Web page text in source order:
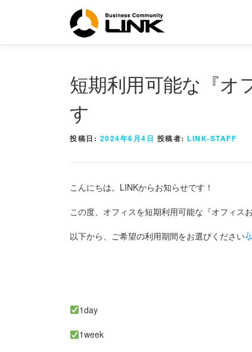
ン
短期利用可能な『オ
す
投稿日: 2024年6月4日 投稿者: LINK-STAFF
こんにちは。LINKからお知らせです！
この度、オフィスを短期利用可能な『オフィス
以下から、ご希望の利用期間をお選びください
1day
1week